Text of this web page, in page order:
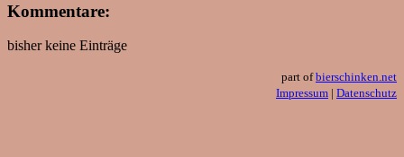
Kommentare:
bisher keine Einträge
part ofbierschinken.net
Impressum | Datenschutz